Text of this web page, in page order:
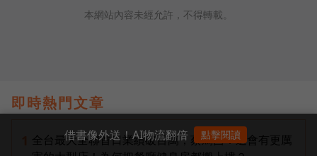
本網站內容未經允許，不得轉載。
即時熱門文章
全台最大全聯首日業績破百萬，蔡篤昌：還會有更厲
借書像外送！AI物流翻倍 點擊閱讀